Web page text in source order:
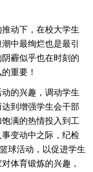
动下，在校大学生
中最绚烂也是最引
霾似乎也在时刻的
重要！
的兴趣，调动学生
到增强学生会干部
满的热情投入到工
变动中之际，纪检
球活动，以促进学生
体育锻炼的兴趣，